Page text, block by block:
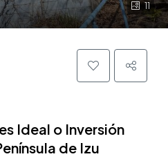
11
Ideal o Inversión
de Izu